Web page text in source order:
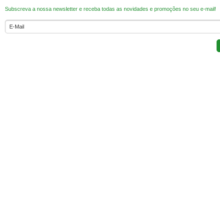
Subscreva a nossa newsletter e receba todas as novidades e promoções no seu e-mail!